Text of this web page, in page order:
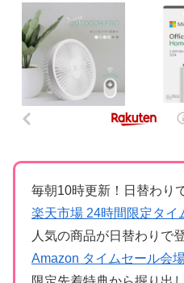
毎朝10時更新！日替わり
楽天市場 24時間限定タイ
人気の商品が日替わりで
Amazon タイムセール会